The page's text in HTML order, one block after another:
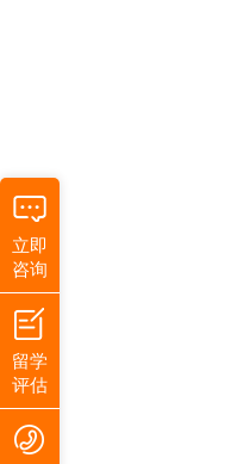
立即
咨询
留学
评估